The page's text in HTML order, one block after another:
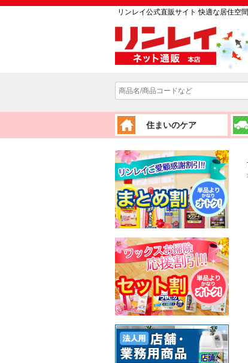
リンレイ公式直販サイト 快適な居住空
住まいのケア